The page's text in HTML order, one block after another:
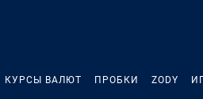
КУРСЫ ВАЛЮТ ПРОБКИ ZODY